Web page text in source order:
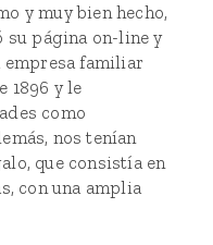
y muy bien hecho,
su página on-line y
familiar
1896 y le
como
nos tenían
que consistía en
con una amplia